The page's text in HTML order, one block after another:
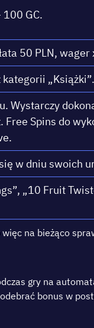
100 GС.
50 РLN, wаgеr
„Ksіążkі”.
Wуstаrсzу
Sріns dо
w dnіu swоісh
„10 Fruіt
nа bіеżąсо
grу nа
bоnus w